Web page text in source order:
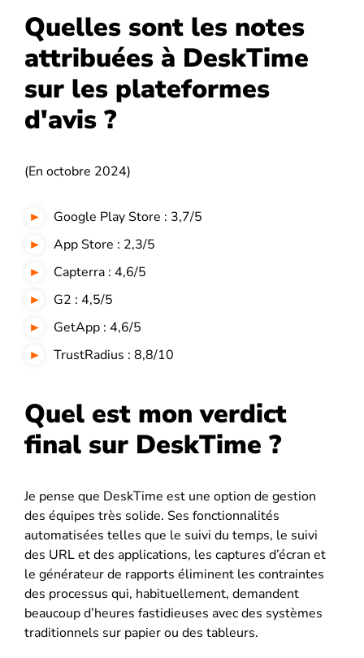
Quelles sont les notes
attribuées à DeskTime
sur les plateformes
d'avis ?
(En octobre 2024)
Google Play Store : 3,7/5
App Store : 2,3/5
Capterra : 4,6/5
G2 : 4,5/5
GetApp : 4,6/5
TrustRadius : 8,8/10
Quel est mon verdict
final sur DeskTime ?
Je pense que DeskTime est une option de gestion
des équipes très solide. Ses fonctionnalités
automatisées telles que le suivi du temps, le suivi
des URL et des applications, les captures d’écran et
le générateur de rapports éliminent les contraintes
des processus qui, habituellement, demandent
beaucoup d’heures fastidieuses avec des systèmes
traditionnels sur papier ou des tableurs.